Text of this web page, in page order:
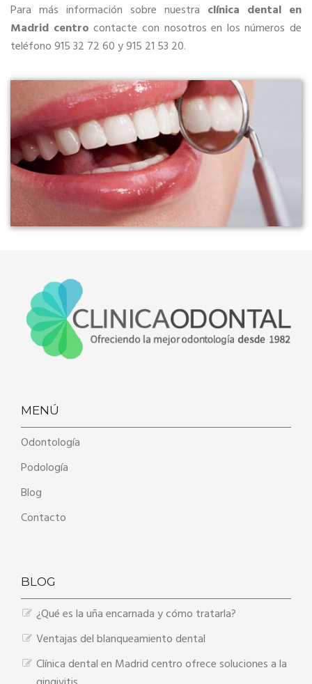
Para más información sobre nuestra clínica dental en
Madrid centro contacte con nosotros en los números de
teléfono 915 32 72 60 y 915 21 53 20.
MENÚ
Odontología
Podología
Blog
Contacto
BLOG
¿Qué es la uña encarnada y cómo tratarla?
Ventajas del blanqueamiento dental
Clínica dental en Madrid centro ofrece soluciones a la